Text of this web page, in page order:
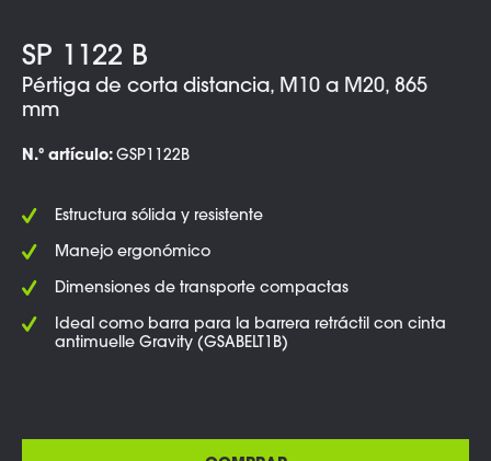
SP 1122 B
Pértiga de corta distancia, M10 a M20, 865
mm
N.º artículo: GSP1122B
Estructura sólida y resistente
Manejo ergonómico
Dimensiones de transporte compactas
Ideal como barra para la barrera retráctil con cinta
antimuelle Gravity (GSABELT1B)